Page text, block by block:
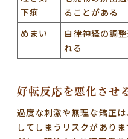
下痢
ることがある
めまい
自律神経の調
れる
好転反応を悪化させ
過度な刺激や無理な矯正
してしまうリスクがあり